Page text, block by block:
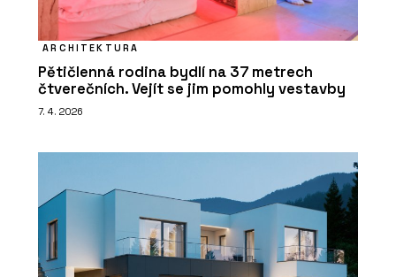
ARCHITEKTURA
Pětičlenná rodina bydlí na 37 metrech
čtverečních. Vejít se jim pomohly vestavby
7. 4. 2026